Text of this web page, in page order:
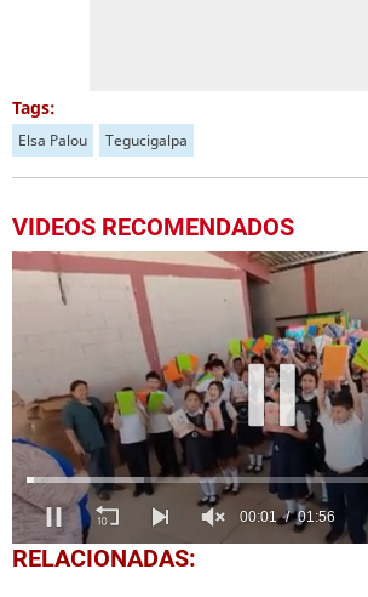
Tags:
Elsa Palou Tegucigalpa
VIDEOS RECOMENDADOS
0
seconds
RELACIONADAS: